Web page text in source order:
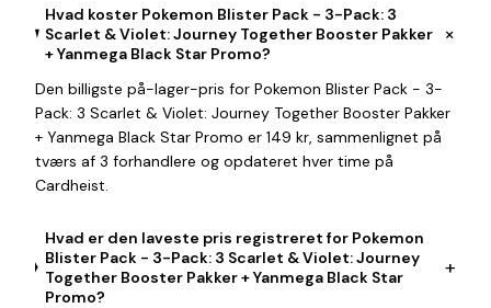
Hvad koster Pokemon Blister Pack - 3-Pack: 3
Scarlet & Violet: Journey Together Booster Pakker
+ Yanmega Black Star Promo?
+
Den billigste på-lager-pris for Pokemon Blister Pack - 3-
Pack: 3 Scarlet & Violet: Journey Together Booster Pakker
+ Yanmega Black Star Promo er 149 kr, sammenlignet på
tværs af 3 forhandlere og opdateret hver time på
Cardheist.
Hvad er den laveste pris registreret for Pokemon
Blister Pack - 3-Pack: 3 Scarlet & Violet: Journey
Together Booster Pakker + Yanmega Black Star
Promo?
+